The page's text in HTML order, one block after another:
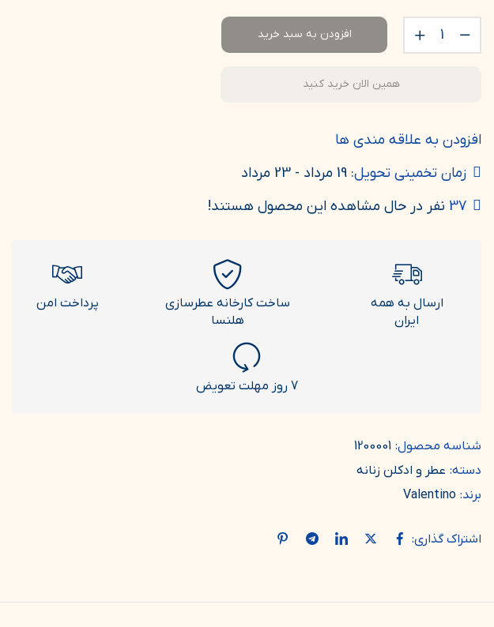
افزودن به سبد خرید
همین الان خرید کنید
افزودن به علاقه مندی ها
زمان تخمینی تحویل: 19 مرداد - 23 مرداد
37 نفر در حال مشاهده این محصول هستند!
ارسال به همه
ایران
ساخت کارخانه عطرسازی
هلنسا
پرداخت امن
7 روز مهلت تعویض
شناسه محصول: 1200001
دسته: عطر و ادکلن زنانه
برند: Valentino
اشتراک گذاری: